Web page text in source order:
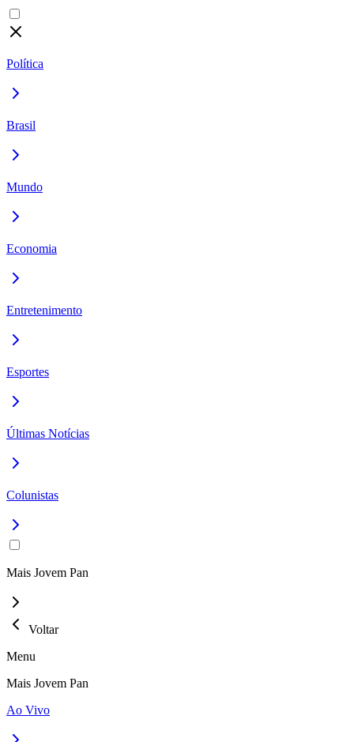
Política
Brasil
Mundo
Economia
Entretenimento
Esportes
Últimas Notícias
Colunistas
Mais Jovem Pan
Voltar
Menu
Mais Jovem Pan
Ao Vivo